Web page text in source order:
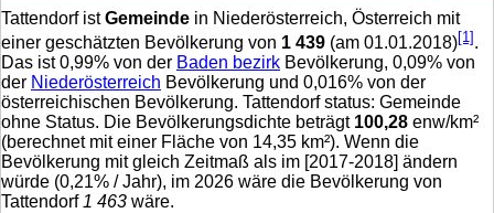
Tattendorf istGemeinde in Niederösterreich, Österreich mit
einer geschätzten Bevölkerung von 1 439 (am 01.01.2018)[1] .
Das ist0,99% von der Baden bezirk Bevölkerung, 0,09% von
der Niederösterreich Bevölkerung und 0,016% von der
österreichischen Bevölkerung. Tattendorf status: Gemeinde
ohne Status. Die Bevölkerungsdichte beträgt 100,28 enw/km²
(berechnet mit einer Fläche von 14,35 km²). Wenn die
Bevölkerung mit gleich Zeitmaß als im [2017-2018] ändern
würde (0,21% / Jahr), im 2026 wäre die Bevölkerung von
Tattendorf 1 463 wäre.